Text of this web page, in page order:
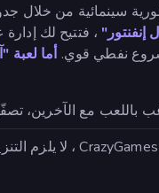
سينمائية من خلال
إنفنتور" ، فتتيح لك
نفطي قوي. أما لعبة
باللعب مع الآخرين،